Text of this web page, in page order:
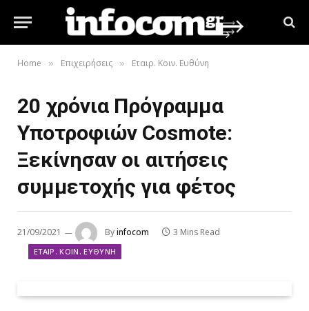
Home » Επιχειρήσεις » Εταιρ. Κοιν. Ευθύνη
20 χρόνια Πρόγραμμα
Υποτροφιών Cosmote:
Ξεκίνησαν οι αιτήσεις
συμμετοχής για φέτος
21/09/2021 Byinfocom 3 Mins Read
ΕΤΑΙΡ. ΚΟΙΝ. ΕΥΘΎΝΗ